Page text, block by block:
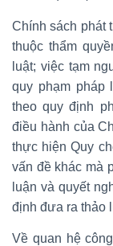
Chính sách phát
thuộc thẩm
luật; việc tạm
quy phạm pháp
theo quy định
điều hành của
thực hiện Quy
vấn đề khác mà
luận và quyết
định đưa ra thảo
Về quan hệ